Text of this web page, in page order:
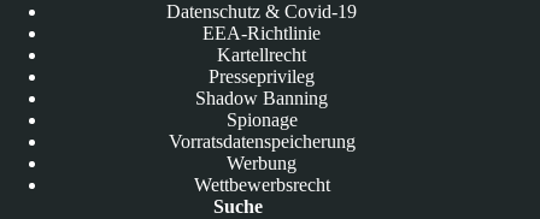
Datenschutz & Covid-19
EEA-Richtlinie
Kartellrecht
Presseprivileg
Shadow Banning
Spionage
Vorratsdatenspeicherung
Werbung
Wettbewerbsrecht
Suche